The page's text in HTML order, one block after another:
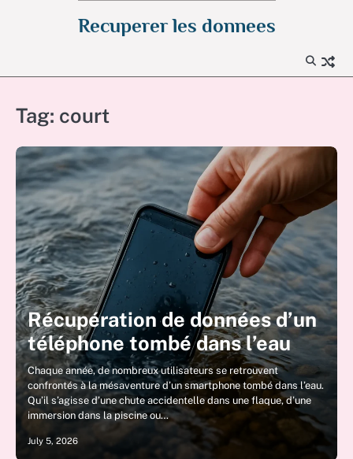
Recuperer les donnees
Tag: court
Récupération de données d’un
téléphone tombé dans l’eau
Chaque année, de nombreux utilisateurs se retrouvent
confrontés à la mésaventure d’un smartphone tombé dans l’eau.
Qu’il s’agisse d’une chute accidentelle dans une flaque, d’une
immersion dans la piscine ou…
July 5, 2026